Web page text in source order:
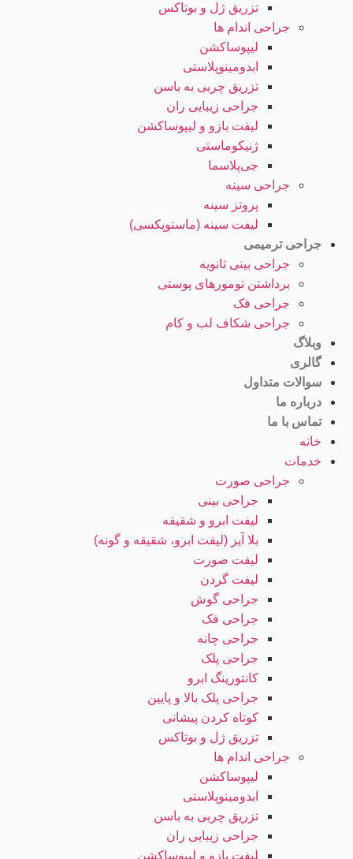
تزریق ژل و بوتاکس
جراحی اندام ها
لیپوساکشن
ابدومینوپلاستی
تزریق چربی به باسن
جراحی زیبایی ران
لیفت بازو و لیپوساکشن
ژنیکوماستی
جی‌پلاسما
جراحی سینه
پروتز سینه
لیفت سینه (ماستوپکسی)
جراحی ترمیمی
جراحی بینی ثانویه
برداشتن تومورهای پوستی
جراحی فک
جراحی شکاف لب و کام
وبلاگ
گالری
سوالات متداول
درباره ما
تماس با ما
خانه
خدمات
جراحی صورت
جراحی بینی
لیفت ابرو و شقیقه
بلا آیز (لیفت ابرو، شقیقه و گونه)
لیفت صورت
لیفت گردن
جراحی گوش
جراحی فک
جراحی چانه
جراحی پلک
کانتورینگ ابرو
جراحی پلک بالا و پایین
کوتاه کردن پیشانی
تزریق ژل و بوتاکس
جراحی اندام ها
لیپوساکشن
ابدومینوپلاستی
تزریق چربی به باسن
جراحی زیبایی ران
لیفت بازو و لیپوساکشن